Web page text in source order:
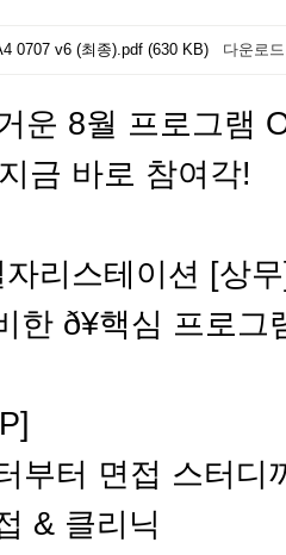
0707 v6 (최종).pdf (630 KB) 다운로드
운 8월 프로그램
지금 바로 참여각!
자리스테이션 [상
ð¥핵심 프로그램
부터 면접 스터디
& 클리닉